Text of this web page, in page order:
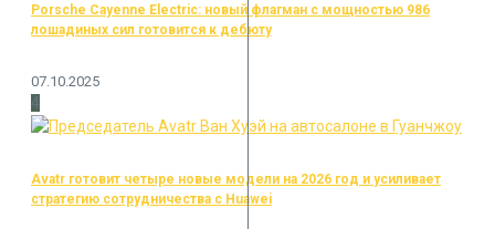
Porsche Cayenne Electric: новый флагман с мощностью 986
лошадиных сил готовится к дебюту
07.10.2025
4
Avatr готовит четыре новые модели на 2026 год и усиливает
стратегию сотрудничества с Huawei